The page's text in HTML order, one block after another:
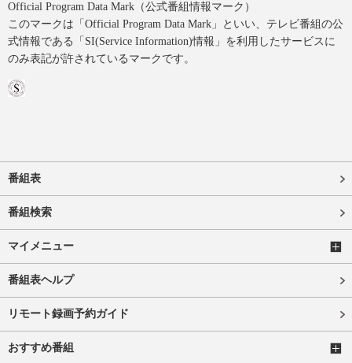
Official Program Data Mark（公式番組情報マーク）
このマークは「Official Program Data Mark」といい、テレビ番組の公
式情報である「SI(Service Information)情報」を利用したサービスに
のみ表記が許されているマークです。
番組表
番組検索
マイメニュー
番組表ヘルプ
リモート録画予約ガイド
おすすめ番組